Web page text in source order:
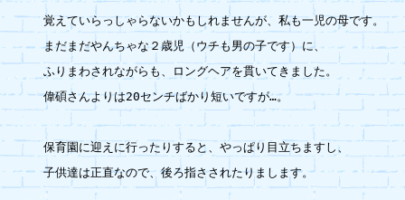
覚えていらっしゃらないかもしれませんが、私も一児の母です。
まだまだやんちゃな２歳児（ウチも男の子です）に、
ふりまわされながらも、ロングヘアを貫いてきました。
偉碩さんよりは20センチばかり短いですが…。
保育園に迎えに行ったりすると、やっぱり目立ちますし、
子供達は正直なので、後ろ指さされたりまします。